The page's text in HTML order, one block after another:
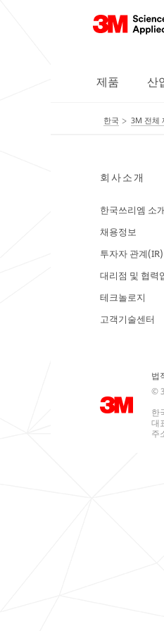
제품 산
한국 3M 전체
회사소개
한국쓰리엠 소개
채용정보
투자자 관계(IR)
대리점 및 협력
테크놀로지
고객기술센터
법
©
한
대
주